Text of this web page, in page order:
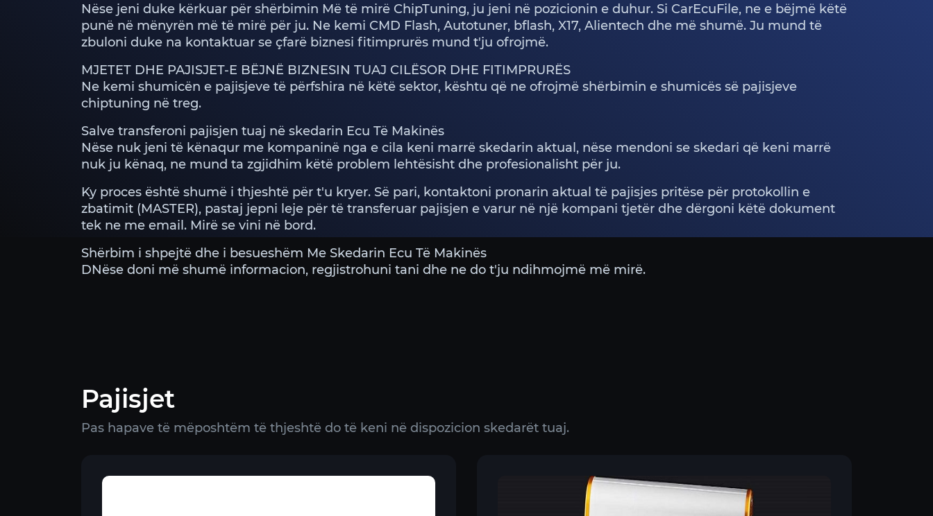
Nëse jeni duke kërkuar për shërbimin Më të mirë ChipTuning, ju jeni në pozicionin e duhur. Si CarEcuFile, ne e bëjmë këtë
punë në mënyrën më të mirë për ju. Ne kemi CMD Flash, Autotuner, bflash, X17, Alientech dhe më shumë. Ju mund të
zbuloni duke na kontaktuar se çfarë biznesi fitimprurës mund t'ju ofrojmë.
MJETET DHE PAJISJET-E BËJNË BIZNESIN TUAJ CILËSOR DHE FITIMPRURËS
Ne kemi shumicën e pajisjeve të përfshira në këtë sektor, kështu që ne ofrojmë shërbimin e shumicës së pajisjeve
chiptuning në treg.
Salve transferoni pajisjen tuaj në skedarin Ecu Të Makinës
Nëse nuk jeni të kënaqur me kompaninë nga e cila keni marrë skedarin aktual, nëse mendoni se skedari që keni marrë
nuk ju kënaq, ne mund ta zgjidhim këtë problem lehtësisht dhe profesionalisht për ju.
Ky proces është shumë i thjeshtë për t'u kryer. Së pari, kontaktoni pronarin aktual të pajisjes pritëse për protokollin e
zbatimit (MASTER), pastaj jepni leje për të transferuar pajisjen e varur në një kompani tjetër dhe dërgoni këtë dokument
tek ne me email. Mirë se vini në bord.
Shërbim i shpejtë dhe i besueshëm Me Skedarin Ecu Të Makinës
DNëse doni më shumë informacion, regjistrohuni tani dhe ne do t'ju ndihmojmë më mirë.
Pajisjet
Pas hapave të mëposhtëm të thjeshtë do të keni në dispozicion skedarët tuaj.